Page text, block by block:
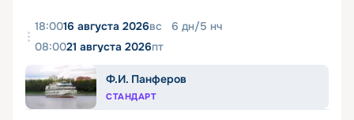
18:0016 августа 2026вс 6 дн/5 нч
08:0021 августа 2026пт
Ф.И. Панферов
СТАНДАРТ